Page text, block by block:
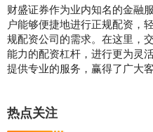
财盛证券作为业内知名的金融
户能够便捷地进行正规配资，
规配资公司的需求。在这里，
能力的配资杠杆，进行更为灵
提供专业的服务，赢得了广大客
热点关注